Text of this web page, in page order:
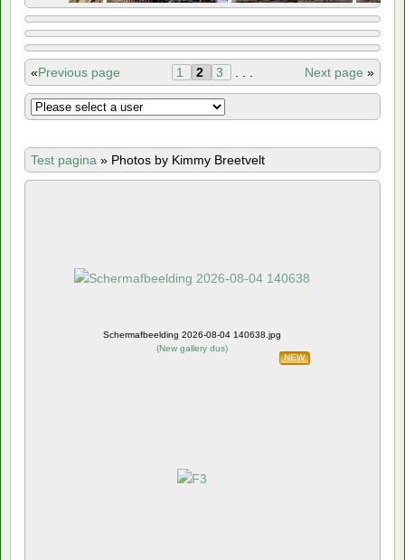
«Previous page Next page »
1 2 3
Test pagina » Photos by Kimmy Breetvelt
NEW
Schermafbeelding 2026-08-04 140638.jpg
(New gallery dus)